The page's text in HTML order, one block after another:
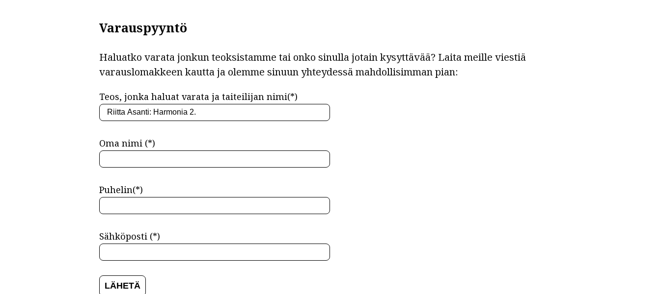
Varauspyyntö
Haluatko varata jonkun teoksistamme tai onko sinulla jotain kysyttävää? Laita meille viestiä
varauslomakkeen kautta ja olemme sinuun yhteydessä mahdollisimman pian:
Teos, jonka haluat varata ja taiteilijan nimi(*)
Oma nimi (*)
Puhelin(*)
Sähköposti (*)